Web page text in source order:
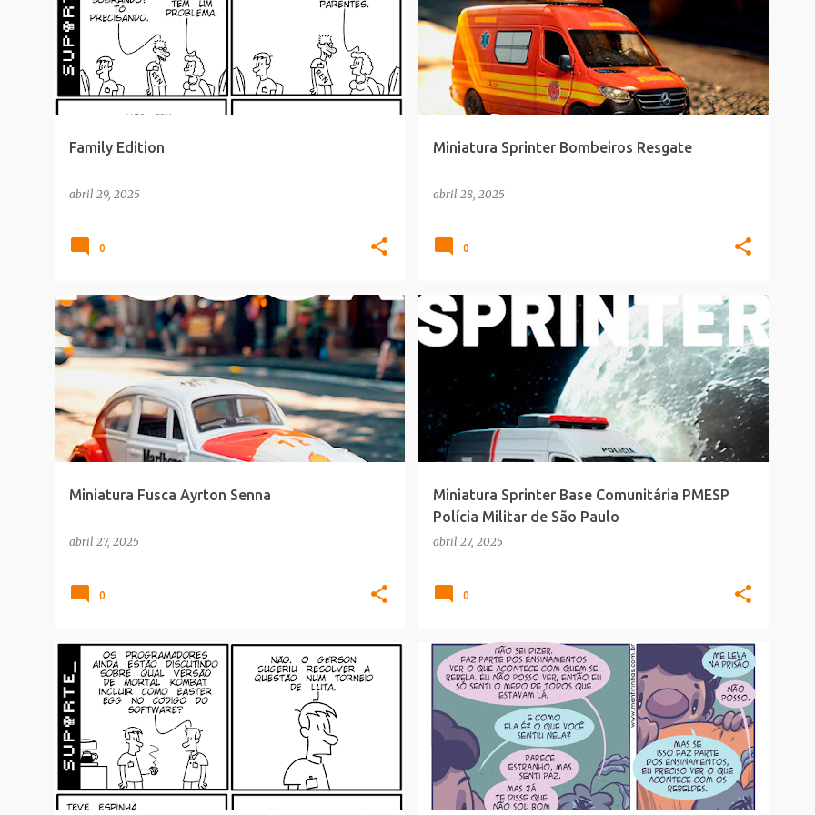
Family Edition
abril 29, 2025
0
Miniatura Sprinter Bombeiros Resgate
abril 28, 2025
0
Miniatura Fusca Ayrton Senna
abril 27, 2025
CULTURA POP
0
Miniatura Sprinter Base Comunitária PMESP
Polícia Militar de São Paulo
abril 27, 2025
CULTURA POP
0
CULTURA POP CULTURA POP